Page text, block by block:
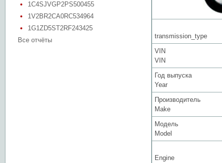
1C4SJVGP2PS500455
1V2BR2CA0RC534964
1G1ZD5ST2RF243425
Все отчёты
transmission_type
VIN
VIN
Год выпуска
Year
Производитель
Make
Модель
Model
Engine